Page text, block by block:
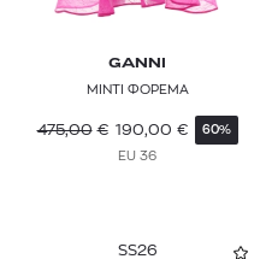
GANNI
ΜΙΝΤΙ ΦΟΡΕΜΑ
475,00 € 190,00 € 60%
EU 36
SS26